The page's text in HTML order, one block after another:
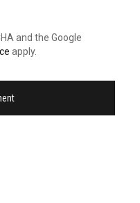
and the Google
apply.